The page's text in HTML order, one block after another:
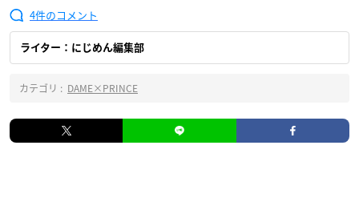
4
ライター：にじめん編集部
カテゴリ : DAME×PRINCE